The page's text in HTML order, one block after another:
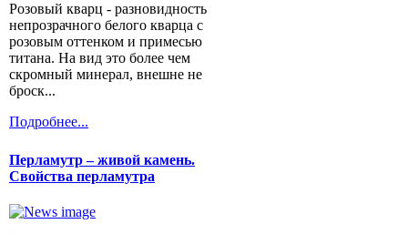
Розовый кварц - разновидность
непрозрачного белого кварца с
розовым оттенком и примесью
титана. На вид это более чем
скромный минерал, внешне не
броск...
Подробнее...
Перламутр – живой камень.
Свойства перламутра